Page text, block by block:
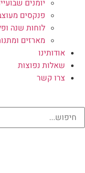
יומנים
פנקסים
לוחות שנה
מארזים
אודותינו
שאלות נפוצות
צרו קשר